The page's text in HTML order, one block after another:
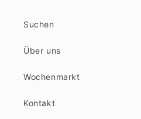
Suchen
Über uns
Wochenmarkt
Kontakt